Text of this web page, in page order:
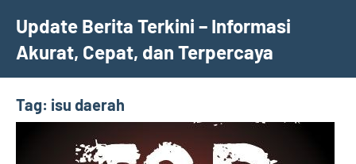
content
Update Berita Terkini – Informasi
Akurat, Cepat, dan Terpercaya
Tag: isu daerah